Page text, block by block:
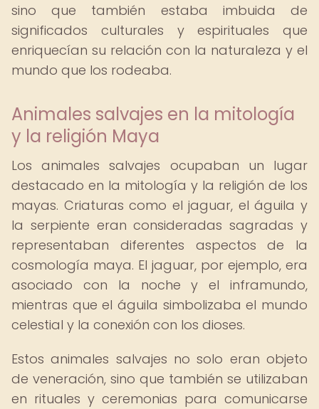
sino que también estaba imbuida de
significados culturales y espirituales que
enriquecían su relación con la naturaleza y el
mundo que los rodeaba.
Animales salvajes en la mitología
y la religión Maya
Los animales salvajes ocupaban un lugar
destacado en la mitología y la religión de los
mayas. Criaturas como el jaguar, el águila y
la serpiente eran consideradas sagradas y
representaban diferentes aspectos de la
cosmología maya. El jaguar, por ejemplo, era
asociado con la noche y el inframundo,
mientras que el águila simbolizaba el mundo
celestial y la conexión con los dioses.
Estos animales salvajes no solo eran objeto
de veneración, sino que también se utilizaban
en rituales y ceremonias para comunicarse